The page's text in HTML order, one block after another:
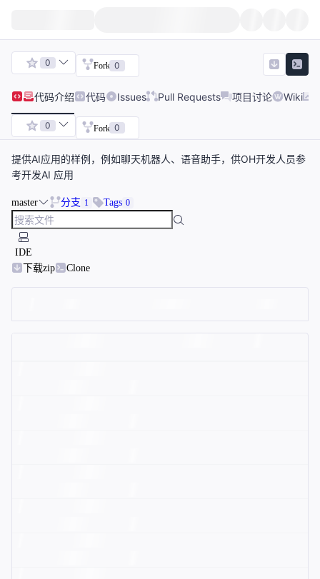
0 Fork 0
代码介绍 代码 Issues Pull Requests 项目讨论 Wiki
0 Fork 0
提供AI应用的样例，例如聊天机器人、语音助手，供OH开发人员参
考开发AI 应用
master 分支 1 Tags 0
IDE
下载zip
Clone